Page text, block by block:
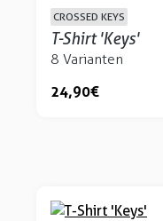
CROSSED KEYS
T-Shirt 'Keys'
8 Varianten
24,90 €